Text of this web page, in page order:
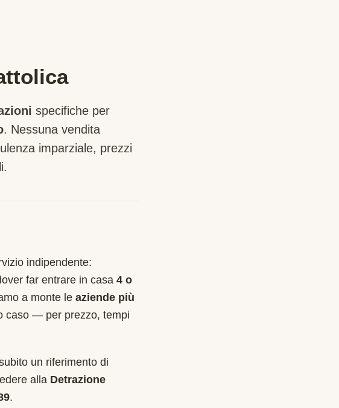
specifiche per
. Nessuna vendita
imparziale, prezzi
indipendente:
far entrare in casa 4 o
a monte le aziende più
caso — per prezzo, tempi
un riferimento di
alla Detrazione
.